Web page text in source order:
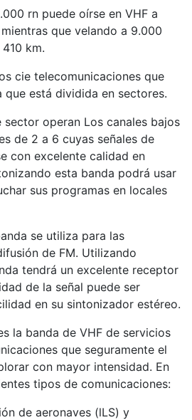
rn puede oírse en VHF a
que velando a 9.000
km.
cie telecomunicaciones que
que está dividida en sectores.
sector operan Los canales bajos
de 2 a 6 cuyas señales de
con excelente calidad en
esta banda podrá usar
sus programas en locales
se utiliza para las
de FM. Utilizando
tendrá un excelente receptor
de la señal puede ser
en su sintonizador estéreo.
la banda de VHF de servicios
que seguramente el
con mayor intensidad. En
tipos de comunicaciones:
de aeronaves (lLS) y